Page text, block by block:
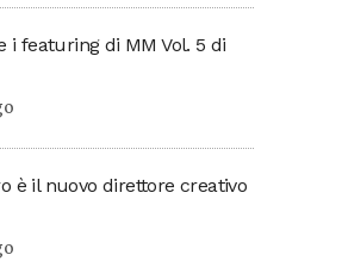
i featuring di MM Vol. 5 di
è il nuovo direttore creativo